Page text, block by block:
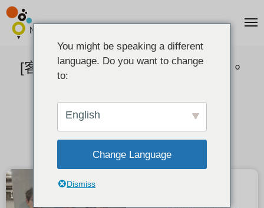
[客户反馈] 磨砂车床车削手工婚戒。
You might be speaking a different
language. Do you want to change
to:
English
Change Language
Dismiss